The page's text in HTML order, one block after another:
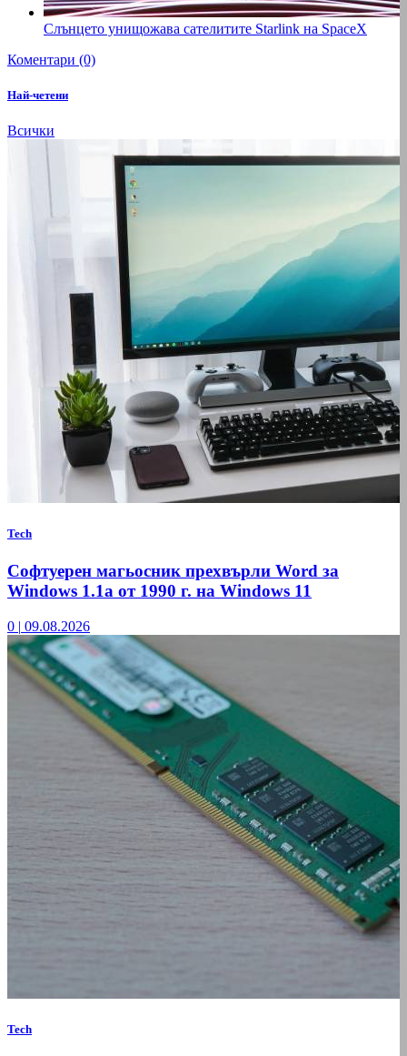
Слънцето унищожава сателитите Starlink на SpaceX
Коментари (0)
Най-четени
Всички
Tech
Софтуерен магьосник прехвърли Word за
Windows 1.1a от 1990 г. на Windows 11
0 | 09.08.2026
Tech